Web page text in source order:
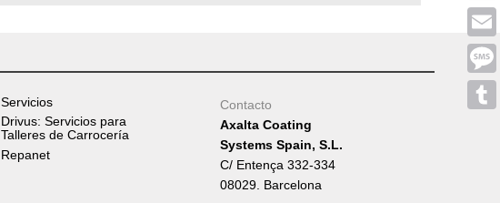
Email
Servicios
Drivus: Servicios para
Talleres de Carrocería
Repanet
Contacto
Axalta Coating
Systems Spain, S.L.
C/ Entença 332-334
08029. Barcelona